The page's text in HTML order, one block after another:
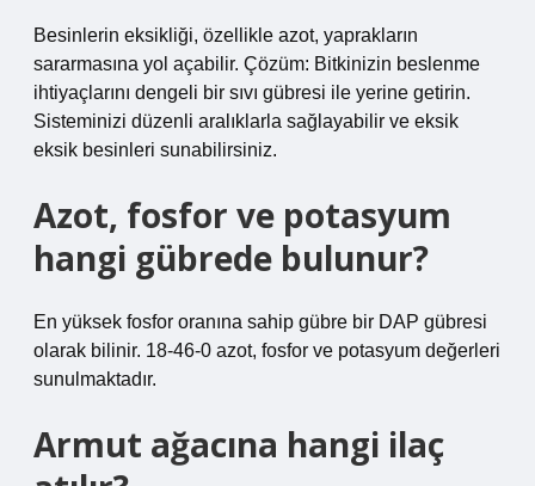
Besinlerin eksikliği, özellikle azot, yaprakların
sararmasına yol açabilir. Çözüm: Bitkinizin beslenme
ihtiyaçlarını dengeli bir sıvı gübresi ile yerine getirin.
Sisteminizi düzenli aralıklarla sağlayabilir ve eksik
eksik besinleri sunabilirsiniz.
Azot, fosfor ve potasyum
hangi gübrede bulunur?
En yüksek fosfor oranına sahip gübre bir DAP gübresi
olarak bilinir. 18-46-0 azot, fosfor ve potasyum değerleri
sunulmaktadır.
Armut ağacına hangi ilaç